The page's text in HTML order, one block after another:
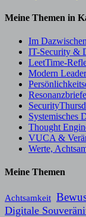
Meine Themen in
Im Dazwischen
IT-Security &
LeetTime-
Modern
Resonanzbriefe
Systemisches
Thought
VUCA &
Werte,
Meine Themen
Achtsamkeit
Digitale